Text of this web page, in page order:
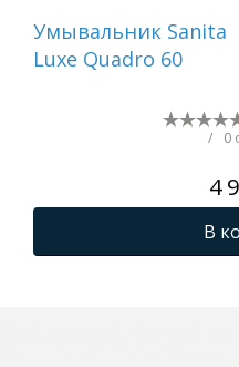
Умывальник Sanita
Luxe Quadro 60
/ 0
4
В